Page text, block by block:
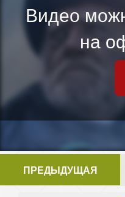
Видео
на
ПРЕДЫДУЩАЯ